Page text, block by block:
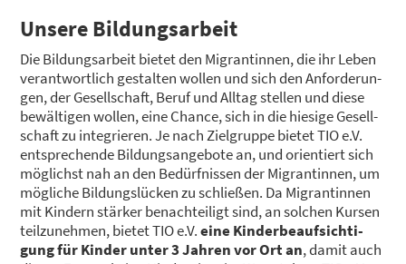
Unse­re Bil­dungs­ar­beit
Die Bil­dungs­ar­beit bie­tet den Migran­tin­nen, die ihr Leben
ver­ant­wort­lich gestal­ten wol­len und sich den Anfor­de­run­
gen, der Gesell­schaft, Beruf und All­tag stel­len und die­se
bewäl­ti­gen wol­len, eine Chan­ce, sich in die hie­si­ge Gesell­
schaft zu inte­grie­ren. Je nach Ziel­grup­pe bie­tet TIO e.V.
ent­spre­chen­de Bil­dungs­an­ge­bo­te an, und ori­en­tiert sich
mög­lichst nah an den Bedürf­nis­sen der Migran­tin­nen, um
mög­li­che Bil­dungs­lü­cken zu schlie­ßen. Da Migran­tin­nen
mit Kin­dern stär­ker benach­tei­ligt sind, an sol­chen Kur­sen
teil­zu­neh­men, bie­tet TIO e.V.eine Kin­der­be­auf­sich­ti­
gung für Kin­der unter 3 Jah­ren vor Ort an, damit auch